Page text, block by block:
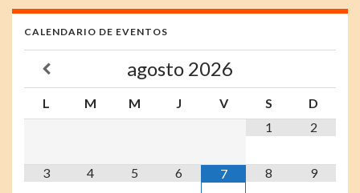
CALENDARIO DE EVENTOS
agosto 2026
L M M J V S
D
1
2
3 4 5 6 7 8 9